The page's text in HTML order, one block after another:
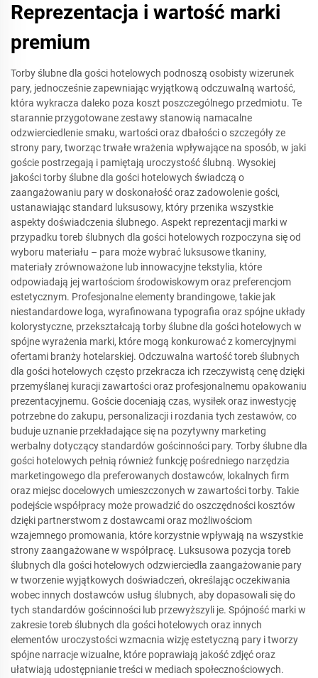
Reprezentacja i wartość marki
premium
Torby ślubne dla gości hotelowych podnoszą osobisty wizerunek
pary, jednocześnie zapewniając wyjątkową odczuwalną wartość,
która wykracza daleko poza koszt poszczególnego przedmiotu. Te
starannie przygotowane zestawy stanowią namacalne
odzwierciedlenie smaku, wartości oraz dbałości o szczegóły ze
strony pary, tworząc trwałe wrażenia wpływające na sposób, w jaki
goście postrzegają i pamiętają uroczystość ślubną. Wysokiej
jakości torby ślubne dla gości hotelowych świadczą o
zaangażowaniu pary w doskonałość oraz zadowolenie gości,
ustanawiając standard luksusowy, który przenika wszystkie
aspekty doświadczenia ślubnego. Aspekt reprezentacji marki w
przypadku toreb ślubnych dla gości hotelowych rozpoczyna się od
wyboru materiału – para może wybrać luksusowe tkaniny,
materiały zrównoważone lub innowacyjne tekstylia, które
odpowiadają jej wartościom środowiskowym oraz preferencjom
estetycznym. Profesjonalne elementy brandingowe, takie jak
niestandardowe loga, wyrafinowana typografia oraz spójne układy
kolorystyczne, przekształcają torby ślubne dla gości hotelowych w
spójne wyrażenia marki, które mogą konkurować z komercyjnymi
ofertami branży hotelarskiej. Odczuwalna wartość toreb ślubnych
dla gości hotelowych często przekracza ich rzeczywistą cenę dzięki
przemyślanej kuracji zawartości oraz profesjonalnemu opakowaniu
prezentacyjnemu. Goście doceniają czas, wysiłek oraz inwestycję
potrzebne do zakupu, personalizacji i rozdania tych zestawów, co
buduje uznanie przekładające się na pozytywny marketing
werbalny dotyczący standardów gościnności pary. Torby ślubne dla
gości hotelowych pełnią również funkcję pośredniego narzędzia
marketingowego dla preferowanych dostawców, lokalnych firm
oraz miejsc docelowych umieszczonych w zawartości torby. Takie
podejście współpracy może prowadzić do oszczędności kosztów
dzięki partnerstwom z dostawcami oraz możliwościom
wzajemnego promowania, które korzystnie wpływają na wszystkie
strony zaangażowane w współpracę. Luksusowa pozycja toreb
ślubnych dla gości hotelowych odzwierciedla zaangażowanie pary
w tworzenie wyjątkowych doświadczeń, określając oczekiwania
wobec innych dostawców usług ślubnych, aby dopasowali się do
tych standardów gościnności lub przewyższyli je. Spójność marki w
zakresie toreb ślubnych dla gości hotelowych oraz innych
elementów uroczystości wzmacnia wizję estetyczną pary i tworzy
spójne narracje wizualne, które poprawiają jakość zdjęć oraz
ułatwiają udostępnianie treści w mediach społecznościowych.